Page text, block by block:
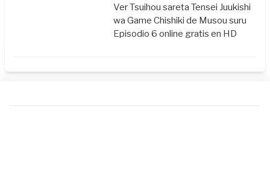
Ver Tsuihou sareta Tensei Juukishi
wa Game Chishiki de Musou suru
Episodio 6 online gratis en HD